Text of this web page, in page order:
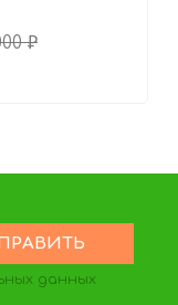
₽
данных